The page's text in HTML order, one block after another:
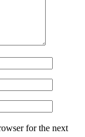
for the next